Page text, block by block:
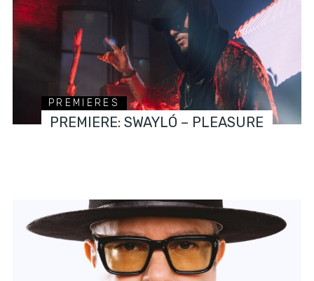
PREMIERES
PREMIERE: SWAYLÓ – PLEASURE